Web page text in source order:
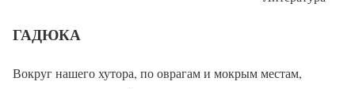
ГАДЮКА
Вокруг нашего хутора, по оврагам и мокрым местам,